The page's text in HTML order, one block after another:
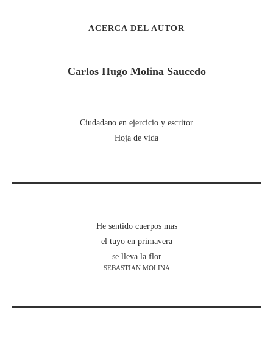
ACERCA DEL AUTOR
Carlos Hugo Molina Saucedo
Ciudadano en ejercicio y escritor
Hoja de vida
He sentido cuerpos mas
el tuyo en primavera
se lleva la flor
SEBASTIAN MOLINA